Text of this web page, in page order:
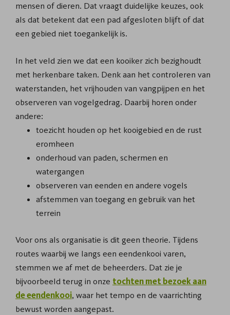
mensen of dieren. Dat vraagt duidelijke keuzes, ook
als dat betekent dat een pad afgesloten blijft of dat
een gebied niet toegankelijk is.
In het veld zien we dat een kooiker zich bezighoudt
met herkenbare taken. Denk aan het controleren van
waterstanden, het vrijhouden van vangpijpen en het
observeren van vogelgedrag. Daarbij horen onder
andere:
toezicht houden op het kooigebied en de rust
eromheen
onderhoud van paden, schermen en
watergangen
observeren van eenden en andere vogels
afstemmen van toegang en gebruik van het
terrein
Voor ons als organisatie is dit geen theorie. Tijdens
routes waarbij we langs een eendenkooi varen,
stemmen we af met de beheerders. Dat zie je
bijvoorbeeld terug in onze tochten met bezoek aan
de eendenkooi, waar het tempo en de vaarrichting
bewust worden aangepast.